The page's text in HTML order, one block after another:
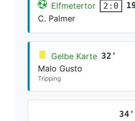
Elfmetertor 2:0
C. Palmer
Gelbe Karte 32'
Malo Gusto
Tripping
34'